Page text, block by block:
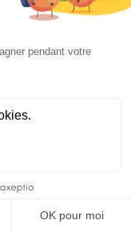
Edition